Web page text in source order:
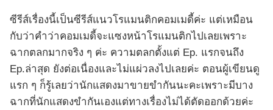
ซีรีส์เรื่องนี้เป็นซีรีส์แนวโรแมนติกคอมเมดี้ค่ะ แต่เหมือน
กับว่าคำว่าคอมเมดี้จะแซงหน้าโรแมนติกไปเลยเพราะ
ฉากตลกมากจริง ๆ ค่ะ ความตลกตั้งแต่ Ep. แรกจนถึง
Ep.ล่าสุด ยังต่อเนื่องและไม่แผ่วลงไปเลยค่ะ ตอนผู้เขียนดู
แรก ๆ ก็รู้เลยว่านักแสดงมาขายขำกันนะคะเพราะมีบาง
ฉากที่นักแสดงขำกันเองแต่ทางเรื่องไม่ได้ตัดออกด้วยค่ะ